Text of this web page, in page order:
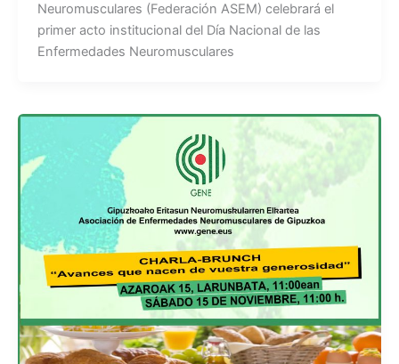
Neuromusculares (Federación ASEM) celebrará el
primer acto institucional del Día Nacional de las
Enfermedades Neuromusculares